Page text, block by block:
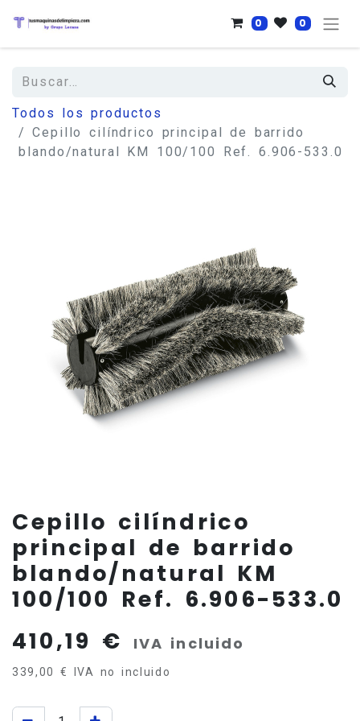
0 0
Todos los productos
Cepillo cilíndrico principal de barrido
blando/natural KM 100/100 Ref. 6.906-533.0
Cepillo cilíndrico
principal de barrido
blando/natural KM
100/100 Ref. 6.906-533.0
410,19 € IVA incluido
339,00 € IVA no incluido